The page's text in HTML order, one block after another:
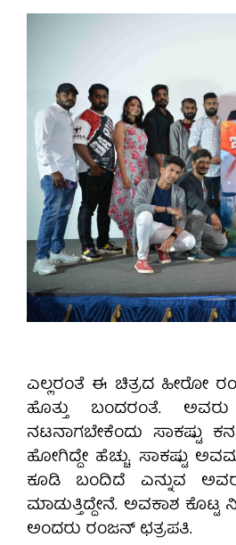
ಎಲ್ಲರಂತೆ ಈ ಚಿತ್ರದ ಹೀರೋ
ಹೊತ್ತು ಬಂದರಂತೆ.
ನಟನಾಗಬೇಕೆಂದು ಸಾಕಷ್ಟು
ಹೋಗಿದ್ದೇ ಹೆಚ್ಚು.
ಕೂಡಿ ಬಂದಿದೆ ಎನ್ನುವ
ಮಾಡುತ್ತಿದ್ದೇನೆ. ಅವಕಾಶ
ಅಂದರು ರಂಜನ್ ಛತ್ರಪತಿ.